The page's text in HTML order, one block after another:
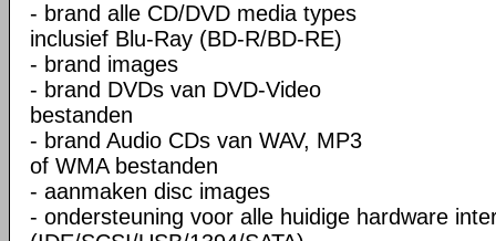
- brand alle CD/DVD media types
inclusief Blu-Ray (BD-R/BD-RE)
- brand images
- brand DVDs van DVD-Video
bestanden
- brand Audio CDs van WAV, MP3
of WMA bestanden
- aanmaken disc images
- ondersteuning voor alle huidige hardware